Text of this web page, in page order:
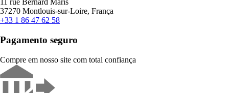
11 rue Bernard Maris
37270 Montlouis-sur-Loire, França
+33 1 86 47 62 58
Pagamento seguro
Compre em nosso site com total confiança